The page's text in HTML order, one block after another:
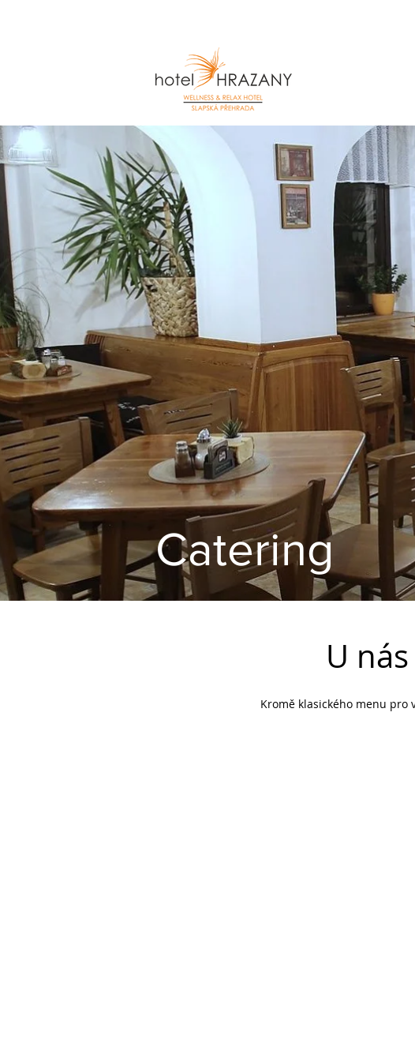
Catering
U
Kromě klasického menu pro